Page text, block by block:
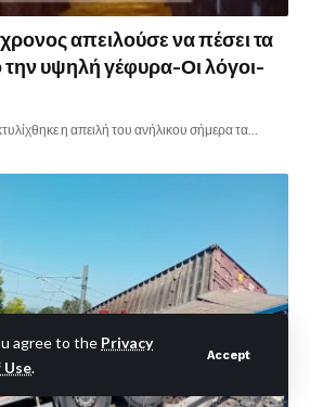
agree to the Privacy
Use.
Accept
απειλούσε να πέσει τα
υψηλή γέφυρα-Οι λόγοι-
η απειλή του ανήλικου σήμερα τα…